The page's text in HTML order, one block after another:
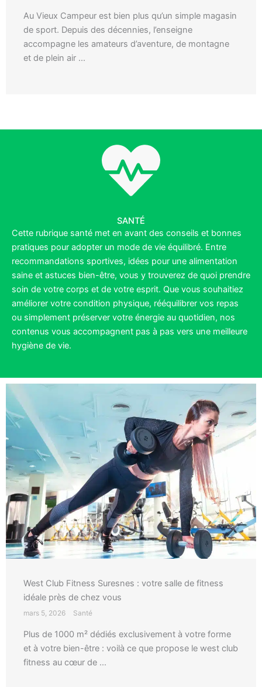
Au Vieux Campeur est bien plus qu’un simple magasin
de sport. Depuis des décennies, l’enseigne
accompagne les amateurs d’aventure, de montagne
et de plein air ...
SANTÉ
Cette rubrique santé met en avant des conseils et bonnes
pratiques pour adopter un mode de vie équilibré. Entre
recommandations sportives, idées pour une alimentation
saine et astuces bien-être, vous y trouverez de quoi prendre
soin de votre corps et de votre esprit. Que vous souhaitiez
améliorer votre condition physique, rééquilibrer vos repas
ou simplement préserver votre énergie au quotidien, nos
contenus vous accompagnent pas à pas vers une meilleure
hygiène de vie.
West Club Fitness Suresnes : votre salle de fitness
idéale près de chez vous
mars 5, 2026 Santé
Plus de 1000 m² dédiés exclusivement à votre forme
et à votre bien-être : voilà ce que propose le west club
fitness au cœur de ...